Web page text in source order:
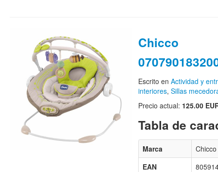
Chicco
Escrito en Actividad y
interiores, Sillas
Precio actual: 125.00
Tabla de
Marca
Chicco
EAN